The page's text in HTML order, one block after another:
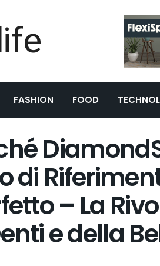
FASHION FOOD
di
– La
e della